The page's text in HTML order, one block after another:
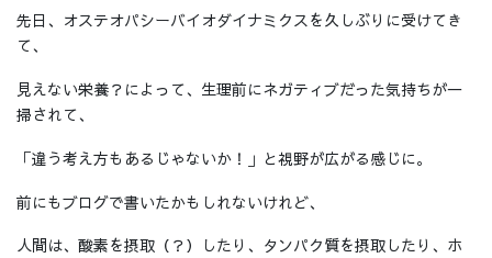
先日、オステオパシーバイオダイナミクスを久しぶりに受けてき
て、
見えない栄養？によって、生理前にネガティブだった気持ちが一
掃されて、
「違う考え方もあるじゃないか！」と視野が広がる感じに。
前にもブログで書いたかもしれないけれど、
人間は、酸素を摂取（？）したり、タンパク質を摂取したり、ホ